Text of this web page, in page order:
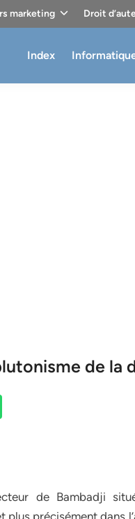
marketing Droit
Index
de la
de Bambadji
plus précisément dans